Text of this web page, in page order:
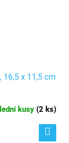
16,5 x 11,5 cm
kusy (2 ks)